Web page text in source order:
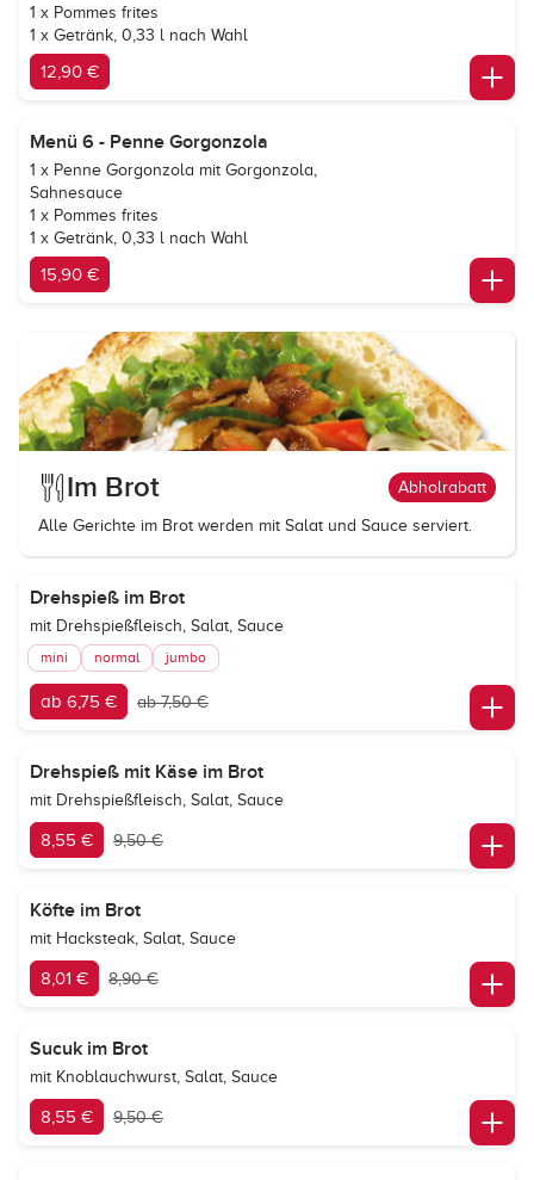
1 x Pommes frites
1 x Getränk, 0,33 l nach Wahl
12,90 €
Menü 6 - Penne Gorgonzola
1 x Penne Gorgonzola mit Gorgonzola,
Sahnesauce
1 x Pommes frites
1 x Getränk, 0,33 l nach Wahl
15,90 €
Im Brot Abholrabatt
Alle Gerichte im Brot werden mit Salat und Sauce serviert.
Drehspieß im Brot
mit Drehspießfleisch, Salat, Sauce
mini normal jumbo
ab 6,75 € ab 7,50 €
Drehspieß mit Käse im Brot
mit Drehspießfleisch, Salat, Sauce
8,55 € 9,50 €
Köfte im Brot
mit Hacksteak, Salat, Sauce
8,01 € 8,90 €
Sucuk im Brot
mit Knoblauchwurst, Salat, Sauce
8,55 € 9,50 €